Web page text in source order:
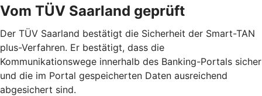
Vom TÜV Saarland geprüft
Der TÜV Saarland bestätigt die Sicherheit der Smart-TAN
plus-Verfahren. Er bestätigt, dass die
Kommunikationswege innerhalb des Banking-Portals sicher
und die im Portal gespeicherten Daten ausreichend
abgesichert sind.